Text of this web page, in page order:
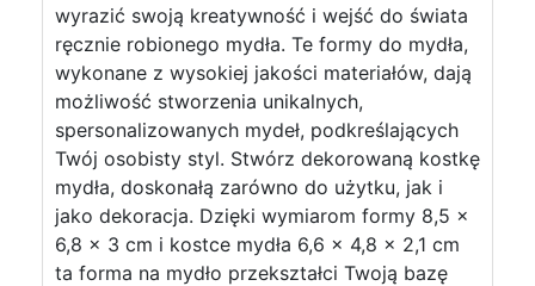
wyrazić swoją kreatywność i wejść do świata
ręcznie robionego mydła. Te formy do mydła,
wykonane z wysokiej jakości materiałów, dają
możliwość stworzenia unikalnych,
spersonalizowanych mydeł, podkreślających
Twój osobisty styl. Stwórz dekorowaną kostkę
mydła, doskonałą zarówno do użytku, jak i
jako dekoracja. Dzięki wymiarom formy 8,5 x
6,8 x 3 cm i kostce mydła 6,6 x 4,8 x 2,1 cm
ta forma na mydło przekształci Twoją bazę